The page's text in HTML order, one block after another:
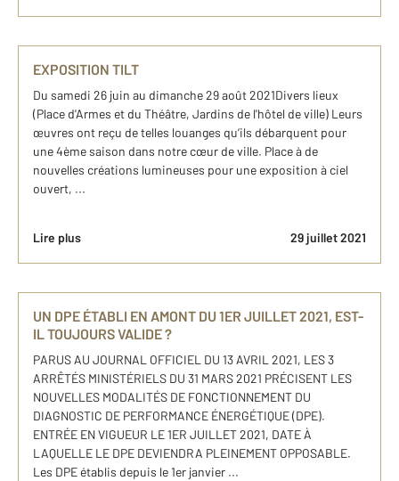
EXPOSITION TILT
Du samedi 26 juin au dimanche 29 août 2021Divers lieux
(Place d'Armes et du Théâtre, Jardins de l'hôtel de ville) Leurs
œuvres ont reçu de telles louanges qu’ils débarquent pour
une 4ème saison dans notre cœur de ville. Place à de
nouvelles créations lumineuses pour une exposition à ciel
ouvert, ...
Lire plus 29 juillet 2021
UN DPE ÉTABLI EN AMONT DU 1ER JUILLET 2021, EST-
IL TOUJOURS VALIDE ?
PARUS AU JOURNAL OFFICIEL DU 13 AVRIL 2021, LES 3
ARRÊTÉS MINISTÉRIELS DU 31 MARS 2021 PRÉCISENT LES
NOUVELLES MODALITÉS DE FONCTIONNEMENT DU
DIAGNOSTIC DE PERFORMANCE ÉNERGÉTIQUE (DPE).
ENTRÉE EN VIGUEUR LE 1ER JUILLET 2021, DATE À
LAQUELLE LE DPE DEVIENDRA PLEINEMENT OPPOSABLE.
Les DPE établis depuis le 1er janvier ...